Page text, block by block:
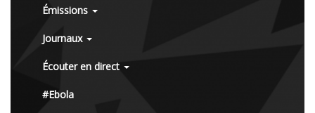
Émissions
Journaux
Écouter en direct
#Ebola